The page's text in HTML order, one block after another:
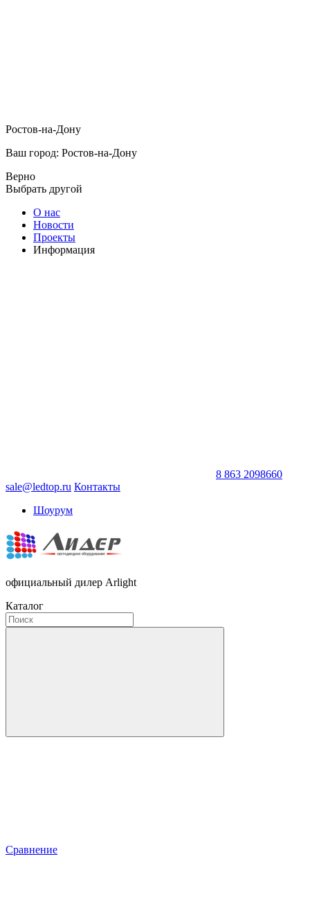
Ростов-на-Дону
Ваш город: Ростов-на-Дону
Верно
Выбрать другой
О нас
Новости
Проекты
Информация
8 863 2098660
sale@ledtop.ru Контакты
Шоурум
официальный дилер Arlight
Каталог
Сравнение